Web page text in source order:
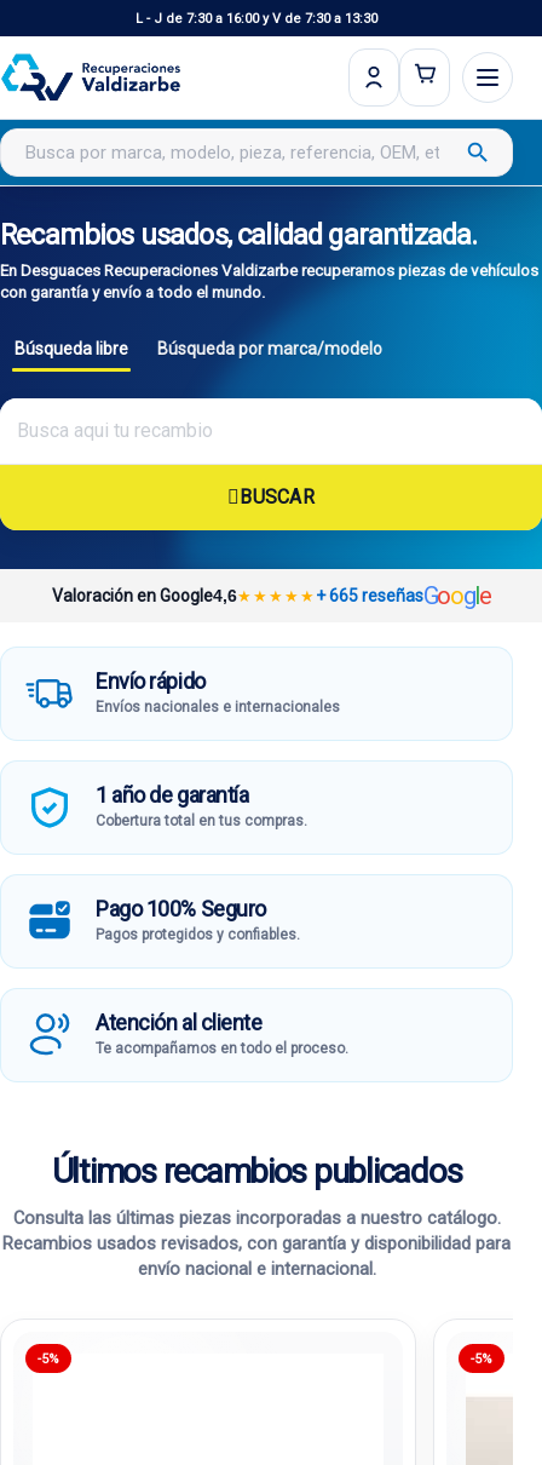
L - J de 7:30 a 16:00 y V de 7:30 a 13:30
Buscar productos search
Recambios usados, calidad garantizada.
En Desguaces Recuperaciones Valdizarbe recuperamos piezas de vehículos
con garantía y envío a todo el mundo.
Búsqueda libre Búsqueda por marca/modelo
BUSCAR
Valoración en Google4,6★ ★ ★ ★ ★ + 665 reseñasGoogle
Envío rápido
Envíos nacionales e internacionales
1 año de garantía
Cobertura total en tus compras.
Pago 100% Seguro
Pagos protegidos y confiables.
Atención al cliente
Te acompañamos en todo el proceso.
Últimos recambios publicados
Consulta las últimas piezas incorporadas a nuestro catálogo.
Recambios usados revisados, con garantía y disponibilidad para
envío nacional e internacional.
-5% -5%